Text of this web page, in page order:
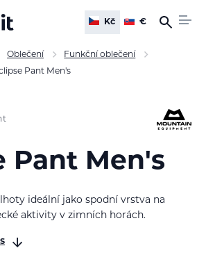
Kč €
Oblečení
Funkční oblečení
Pant Men's
Pant Men's
ideální jako spodní vrstva na
aktivity v zimních horách.